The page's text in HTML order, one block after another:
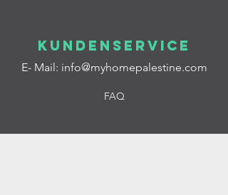
Kundenservice
E- Mail: info@myhomepalestine.com
FAQ